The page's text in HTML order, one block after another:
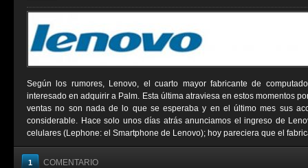
Según los rumores, Lenovo, el cuarto mayor fabricante de
interesado en adquirir a Palm. Esta última atraviesa en estos momentos
ventas no son nada de lo que se esperaba y en el último mes sus
considerable. Hace solo unos días atrás anunciamos el ingreso de
celulares (Lephone: el Smartphone de Lenovo); hoy pareciera que el
1 COMENTARIO